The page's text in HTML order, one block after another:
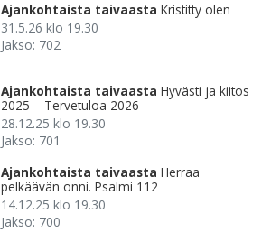
Ajankohtaista taivaasta Kristitty olen
31.5.26 klo 19.30
Jakso: 702
Ajankohtaista taivaasta Hyvästi ja kiitos
2025 – Tervetuloa 2026
28.12.25 klo 19.30
Jakso: 701
Ajankohtaista taivaasta Herraa
pelkäävän onni. Psalmi 112
14.12.25 klo 19.30
Jakso: 700